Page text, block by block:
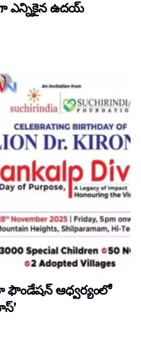
ఎన్నికైన ఉదయ్
ఫౌండేషన్ ఆధ్వర్యంలో